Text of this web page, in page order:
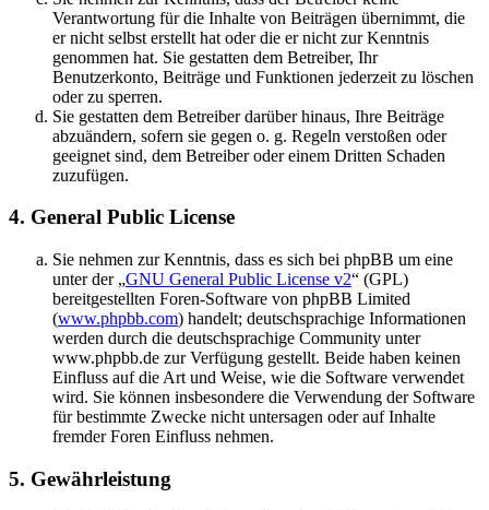
Verantwortung für die Inhalte von Beiträgen übernimmt, die
er nicht selbst erstellt hat oder die er nicht zur Kenntnis
genommen hat. Sie gestatten dem Betreiber, Ihr
Benutzerkonto, Beiträge und Funktionen jederzeit zu löschen
oder zu sperren.
Sie gestatten dem Betreiber darüber hinaus, Ihre Beiträge
abzuändern, sofern sie gegen o. g. Regeln verstoßen oder
geeignet sind, dem Betreiber oder einem Dritten Schaden
zuzufügen.
4. General Public License
Sie nehmen zur Kenntnis, dass es sich bei phpBB um eine
unter der „GNU General Public License v2“ (GPL)
bereitgestellten Foren-Software von phpBB Limited
(www.phpbb.com) handelt; deutschsprachige Informationen
werden durch die deutschsprachige Community unter
www.phpbb.de zur Verfügung gestellt. Beide haben keinen
Einfluss auf die Art und Weise, wie die Software verwendet
wird. Sie können insbesondere die Verwendung der Software
für bestimmte Zwecke nicht untersagen oder auf Inhalte
fremder Foren Einfluss nehmen.
5. Gewährleistung